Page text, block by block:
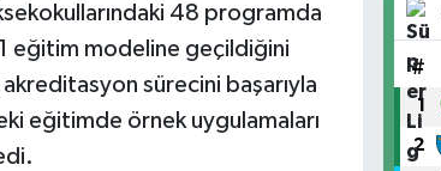
48 programda
eğitim modeline geçildiğini
sürecini başarıyla
eğitimde örnek uygulamaları
#
1
2